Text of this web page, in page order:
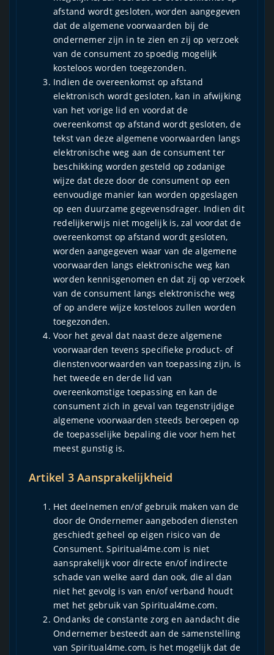
afstand wordt gesloten, worden aangegeven
dat de algemene voorwaarden bij de
ondernemer zijn in te zien en zij op verzoek
van de consument zo spoedig mogelijk
kosteloos worden toegezonden.
Indien de overeenkomst op afstand
elektronisch wordt gesloten, kan in afwijking
van het vorige lid en voordat de
overeenkomst op afstand wordt gesloten, de
tekst van deze algemene voorwaarden langs
elektronische weg aan de consument ter
beschikking worden gesteld op zodanige
wijze dat deze door de consument op een
eenvoudige manier kan worden opgeslagen
op een duurzame gegevensdrager. Indien dit
redelijkerwijs niet mogelijk is, zal voordat de
overeenkomst op afstand wordt gesloten,
worden aangegeven waar van de algemene
voorwaarden langs elektronische weg kan
worden kennisgenomen en dat zij op verzoek
van de consument langs elektronische weg
of op andere wijze kosteloos zullen worden
toegezonden.
Voor het geval dat naast deze algemene
voorwaarden tevens specifieke product- of
dienstenvoorwaarden van toepassing zijn, is
het tweede en derde lid van
overeenkomstige toepassing en kan de
consument zich in geval van tegenstrijdige
algemene voorwaarden steeds beroepen op
de toepasselijke bepaling die voor hem het
meest gunstig is.
Artikel 3 Aansprakelijkheid
Het deelnemen en/of gebruik maken van de
door de Ondernemer aangeboden diensten
geschiedt geheel op eigen risico van de
Consument. Spiritual4me.com is niet
aansprakelijk voor directe en/of indirecte
schade van welke aard dan ook, die al dan
niet het gevolg is van en/of verband houdt
met het gebruik van Spiritual4me.com.
Ondanks de constante zorg en aandacht die
Ondernemer besteedt aan de samenstelling
van Spiritual4me.com, is het mogelijk dat de